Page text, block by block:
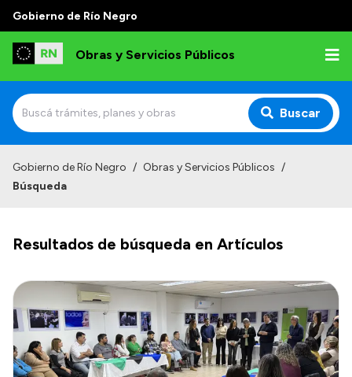
Gobierno de Río Negro
Obras y Servicios Públicos
Buscar
Delegaciones
Normativa
Consejo de Obras Públicas
Gobierno de Río Negro / Obras y Servicios Públicos /
Búsqueda
Resultados de búsqueda en Artículos